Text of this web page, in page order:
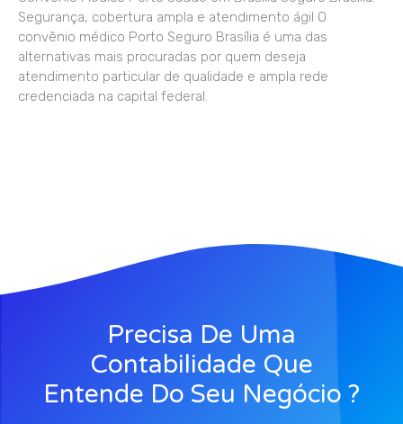
Segurança, cobertura ampla e atendimento ágil O
convênio médico Porto Seguro Brasília é uma das
alternativas mais procuradas por quem deseja
atendimento particular de qualidade e ampla rede
credenciada na capital federal.
Precisa De Uma
Contabilidade Que
Entende Do Seu Negócio ?